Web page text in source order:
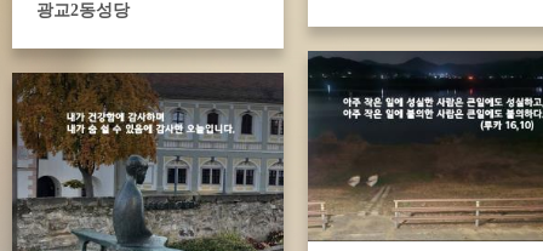
광교2동성당